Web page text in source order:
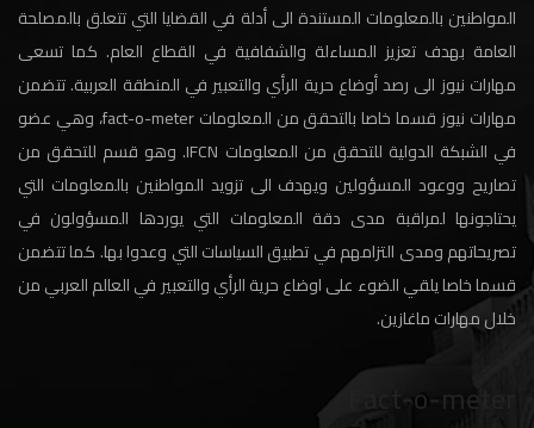
المواطنين بالمعلومات المستندة الى أدلة في القضايا التي تتعلق بالمصلحة
العامة بهدف تعزيز المساءلة والشفافية في القطاع العام. كما تسعى
مهارات نيوز الى رصد أوضاع حرية الرأي والتعبير في المنطقة العربية. تتضمن
مهارات نيوز قسما خاصا بالتحقق من المعلومات fact-o-meter، وهي عضو
في الشبكة الدولية للتحقق من المعلومات IFCN. وهو قسم للتحقق من
تصاريح ووعود المسؤولين ويهدف الى تزويد المواطنين بالمعلومات التي
يحتاجونها لمراقبة مدى دقة المعلومات التي يوردها المسؤولون في
تصريحاتهم ومدى التزامهم في تطبيق السياسات التي وعدوا بها. كما تتضمن
قسما خاصا يلقي الضوء على اوضاع حرية الرأي والتعبير في العالم العربي من
خلال مهارات ماغازين.
Fact-o-meter